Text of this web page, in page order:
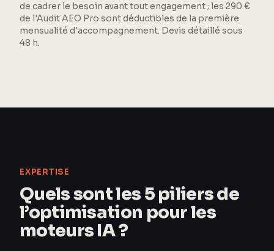
de cadrer le besoin avant tout engagement ; les 290 €
de l'Audit AEO Pro sont déductibles de la première
mensualité d'accompagnement. Devis détaillé sous
48 h.
EXPERTISE
Quels sont les 5 piliers de
l’optimisation pour les
moteurs IA ?